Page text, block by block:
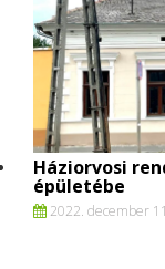
Háziorvosi
épületébe
2022. december